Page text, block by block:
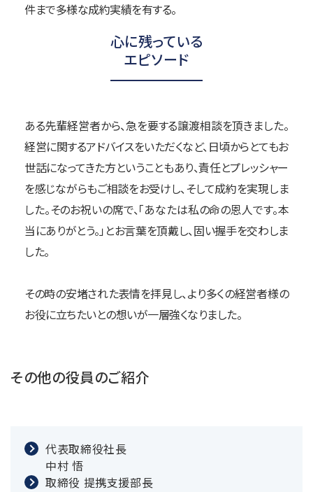
件まで多様な成約実績を有する。
心に残っている
エピソード
ある先輩経営者から、急を要する譲渡相談を頂きました。
経営に関するアドバイスをいただくなど、日頃からとてもお
世話になってきた方ということもあり、責任とプレッシャー
を感じながらもご相談をお受けし、そして成約を実現しま
した。そのお祝いの席で、「あなたは私の命の恩人です。本
当にありがとう。」とお言葉を頂戴し、固い握手を交わしま
した。
その時の安堵された表情を拝見し、より多くの経営者様の
お役に立ちたいとの想いが一層強くなりました。
その他の役員のご紹介
代表取締役社長
中村 悟
取締役 提携支援部長